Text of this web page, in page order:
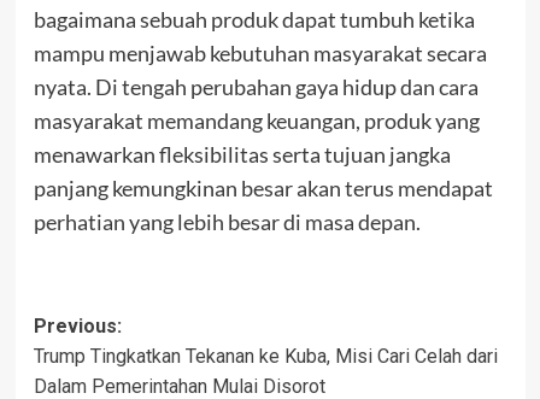
bagaimana sebuah produk dapat tumbuh ketika
mampu menjawab kebutuhan masyarakat secara
nyata. Di tengah perubahan gaya hidup dan cara
masyarakat memandang keuangan, produk yang
menawarkan fleksibilitas serta tujuan jangka
panjang kemungkinan besar akan terus mendapat
perhatian yang lebih besar di masa depan.
Post
navigation
Previous:
Trump Tingkatkan Tekanan ke Kuba, Misi Cari Celah dari
Dalam Pemerintahan Mulai Disorot